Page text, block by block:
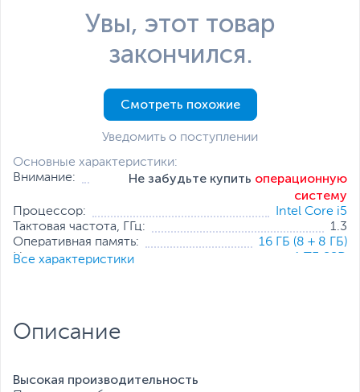
Основные характеристики:
Внимание:
Не забудьте купить операционную
систему
Процессор:
Intel Core i5
Тактовая частота, ГГц:
1.3
Оперативная память:
16 ГБ (8 + 8 ГБ)
Накопитель:
Разрешение экрана:
Все характеристики
Увы, этот товар
закончился.
Смотреть похожие
Уведомить о поступлении
Описание
Высокая производительность